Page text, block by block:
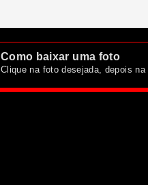
Como baixar uma foto
Clique na foto desejada, depois